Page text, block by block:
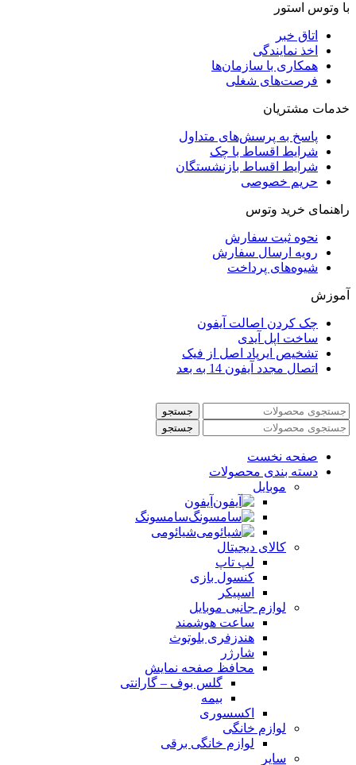
با وتوس استور
اتاق خبر
اخذ نمایندگی
همکاری با سازمان‌ها
فرصت‌های شغلی
خدمات مشتریان
پاسخ به پرسش‌های متداول
شرایط اقساط با چک
شرایط اقساط بازنشستگان
حریم خصوصی
راهنمای خرید وتوس
نحوه ثبت سفارش
رویه ارسال سفارش
شیوه‌های پرداخت
آموزش
چک کردن اصالت آیفون
ساخت اپل آیدی
تشخیص ایرپاد اصل از فیک
اتصال مجدد آیفون 14 به بعد
جستجو
جستجو
صفحه نخست
دسته بندی محصولات
موبایل
آیفون
سامسونگ
شیائومی
کالای دیجیتال
لپ تاپ
کنسول بازی
اسپیکر
لوازم جانبی موبایل
ساعت هوشمند
هندزفری بلوتوث
شارژر
محافظ صفحه نمایش
گلس بوف – گارانتی
بیمه
اکسسوری
لوازم خانگی
لوازم خانگی برقی
سایر